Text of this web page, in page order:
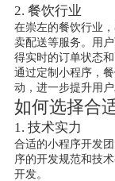
2. 餐饮行业
在崇左的餐饮行业
卖配送等服务。用
得实时的订单状态和
通过定制小程序，
动，进一步提升用户
如何选择合
1. 技术实力
合适的小程序开发
序的开发规范和技
开发。